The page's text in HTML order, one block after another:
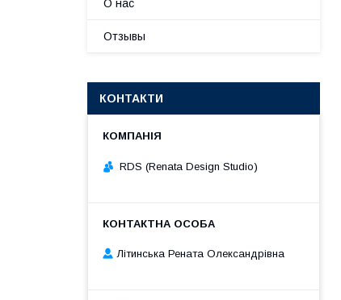
О нас
Отзывы
КОНТАКТИ
RDS (Renata Design Studio)
Літинська Рената Олександрівна